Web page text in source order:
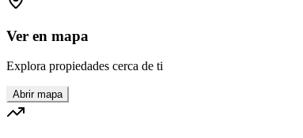
Ver en mapa
Explora propiedades cerca de ti
Abrir mapa